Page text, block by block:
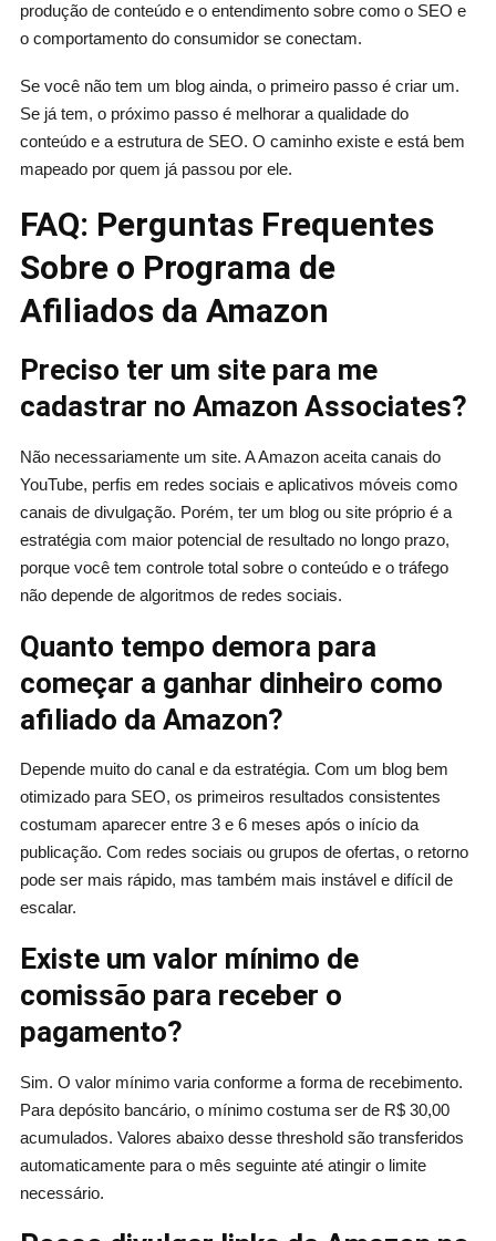
produção de conteúdo e o entendimento sobre como o SEO e
o comportamento do consumidor se conectam.
Se você não tem um blog ainda, o primeiro passo é criar um.
Se já tem, o próximo passo é melhorar a qualidade do
conteúdo e a estrutura de SEO. O caminho existe e está bem
mapeado por quem já passou por ele.
FAQ: Perguntas Frequentes
Sobre o Programa de
Afiliados da Amazon
Preciso ter um site para me
cadastrar no Amazon Associates?
Não necessariamente um site. A Amazon aceita canais do
YouTube, perfis em redes sociais e aplicativos móveis como
canais de divulgação. Porém, ter um blog ou site próprio é a
estratégia com maior potencial de resultado no longo prazo,
porque você tem controle total sobre o conteúdo e o tráfego
não depende de algoritmos de redes sociais.
Quanto tempo demora para
começar a ganhar dinheiro como
afiliado da Amazon?
Depende muito do canal e da estratégia. Com um blog bem
otimizado para SEO, os primeiros resultados consistentes
costumam aparecer entre 3 e 6 meses após o início da
publicação. Com redes sociais ou grupos de ofertas, o retorno
pode ser mais rápido, mas também mais instável e difícil de
escalar.
Existe um valor mínimo de
comissão para receber o
pagamento?
Sim. O valor mínimo varia conforme a forma de recebimento.
Para depósito bancário, o mínimo costuma ser de R$ 30,00
acumulados. Valores abaixo desse threshold são transferidos
automaticamente para o mês seguinte até atingir o limite
necessário.